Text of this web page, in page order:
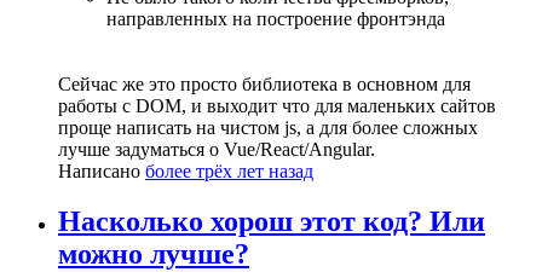
направленных на построение фронтэнда
Сейчас же это просто библиотека в основном для
работы с DOM, и выходит что для маленьких сайтов
проще написать на чистом js, а для более сложных
лучше задуматься о Vue/React/Angular.
Написано более трёх лет назад
Насколько хорош этот код? Или
можно лучше?